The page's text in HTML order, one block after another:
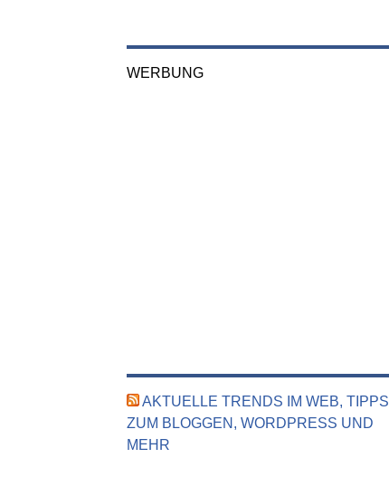
WERBUNG
AKTUELLE TRENDS IM WEB, TIPPS
ZUM BLOGGEN, WORDPRESS UND
MEHR